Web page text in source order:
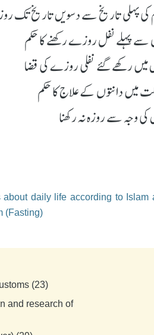
کی پہلی تاریخ سے دسویں تاریخ تک
پہلے نفل روزے رکھنے کا حکم
رکھے گئے نفلی روزے کی قضا
میں دانتوں کے علاج کا حکم
وجہ سے روزہ نہ رکھنا
daily life according to Islam
(Fasting)
(23)
and research of